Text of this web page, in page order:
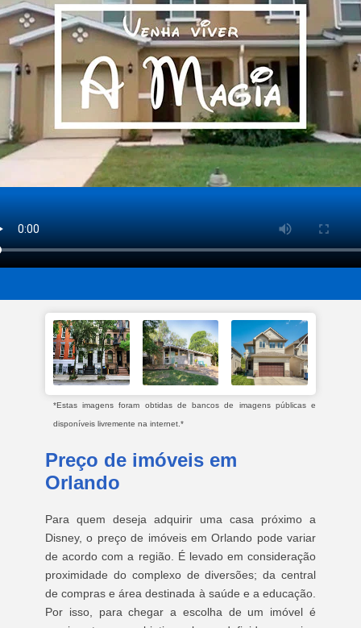
*Estas imagens foram obtidas de bancos de imagens públicas e
disponíveis livremente na internet.*
Preço de imóveis em
Orlando
Para quem deseja adquirir uma casa próximo a
Disney, o preço de imóveis em Orlando pode variar
de acordo com a região. É levado em consideração
proximidade do complexo de diversões; da central
de compras e área destinada à saúde e a educação.
Por isso, para chegar a escolha de um imóvel é